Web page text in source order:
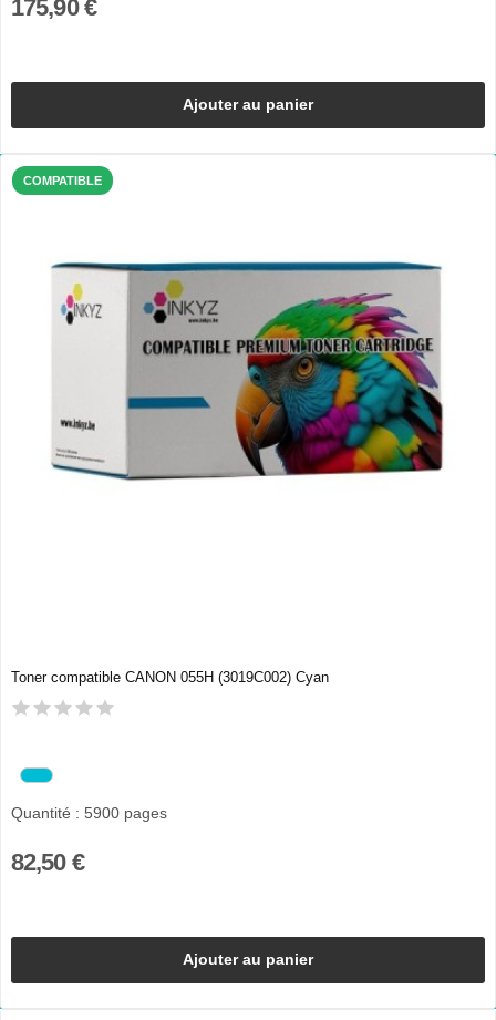
175,90 €
Ajouter au panier
COMPATIBLE
Toner compatible CANON 055H (3019C002) Cyan
Quantité : 5900 pages
82,50 €
Ajouter au panier